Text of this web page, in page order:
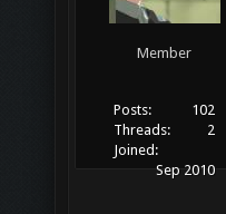
Member
Posts:
102
Threads:
2
Joined:
Sep 2010